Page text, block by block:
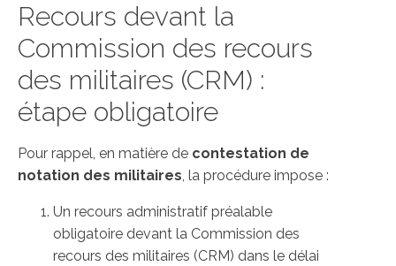
Recours devant la
Commission des recours
des militaires (CRM) :
étape obligatoire
Pour rappel, en matière de contestation de
notation des militaires, la procédure impose :
Un recours administratif préalable
obligatoire devant la Commission des
recours des militaires (CRM) dans le délai